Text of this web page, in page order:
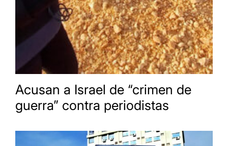
Acusan a Israel de “crimen de
guerra” contra periodistas